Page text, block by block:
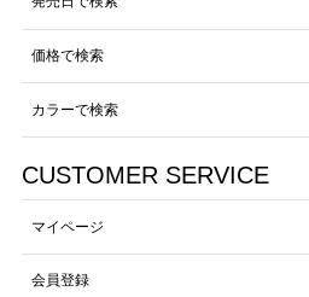
価格で検索
カラーで検索
CUSTOMER SERVICE
マイページ
会員登録